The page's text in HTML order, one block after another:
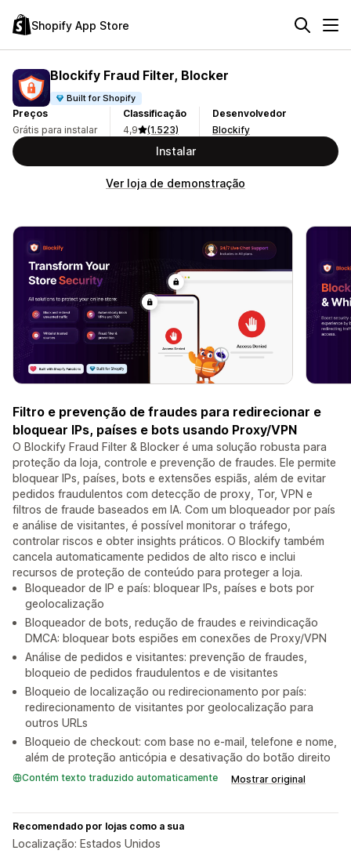
Shopify App Store
Blockify Fraud Filter, Blocker
Built for Shopify
Preços
Grátis para instalar
Classificação
4,9
(1.523)
Desenvolvedor
Blockify
Instalar
Ver loja de demonstração
Filtro e prevenção de fraudes para redirecionar e
bloquear IPs, países e bots usando Proxy/VPN
O Blockify Fraud Filter & Blocker é uma solução robusta para
proteção da loja, controle e prevenção de fraudes. Ele permite
bloquear IPs, países, bots e extensões espiãs, além de evitar
pedidos fraudulentos com detecção de proxy, Tor, VPN e
filtros de fraude baseados em IA. Com um bloqueador por país
e análise de visitantes, é possível monitorar o tráfego,
controlar riscos e obter insights práticos. O Blockify também
cancela automaticamente pedidos de alto risco e inclui
recursos de proteção de conteúdo para proteger a loja.
Bloqueador de IP e país: bloquear IPs, países e bots por
geolocalização
Bloqueador de bots, redução de fraudes e reivindicação
DMCA: bloquear bots espiões em conexões de Proxy/VPN
Análise de pedidos e visitantes: prevenção de fraudes,
bloqueio de pedidos fraudulentos e de visitantes
Bloqueio de localização ou redirecionamento por país:
redirecionamento de visitantes por geolocalização para
outros URLs
Bloqueio de checkout: com base no e-mail, telefone e nome,
além de proteção anticópia e desativação do botão direito
Contém texto traduzido automaticamente Mostrar original
Recomendado por lojas como a sua
Localização: Estados Unidos